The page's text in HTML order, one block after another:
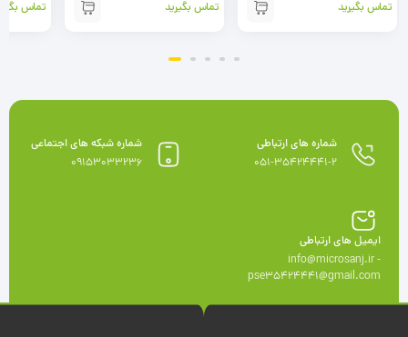
تماس بگیرید تماس بگیرید تماس
شماره های ارتباطی
051-35424441-2
شماره شبکه های اجتماعی
09153033236
ایمیل های ارتباطی
info@microsanj.ir -
pse35424441@gmail.com